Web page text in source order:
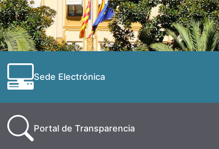
Sede Electrónica
Portal de Transparencia